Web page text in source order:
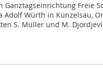
Ganztagseinrichtung Freie
Adolf Würth in Künzelsau,
S. Müller und M.